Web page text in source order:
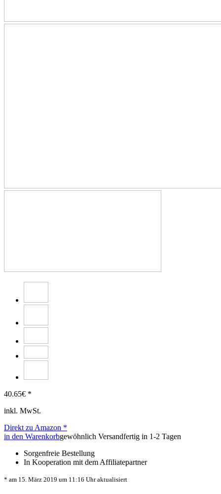
40.65€ *
inkl. MwSt.
Direkt zu Amazon *
in den Warenkorbgewöhnlich Versandfertig in 1-2 Tagen
Sorgenfreie Bestellung
In Kooperation mit dem Affiliatepartner
* am 15. März 2019 um 11:16 Uhr aktualisiert